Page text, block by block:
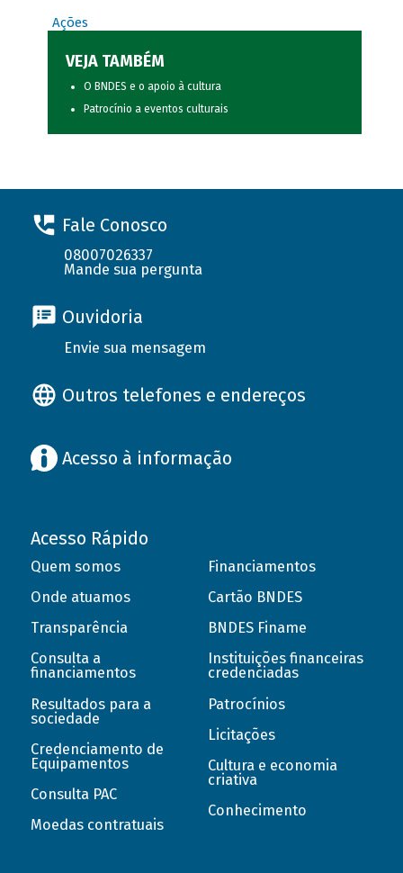
Ações
VEJA TAMBÉM
O BNDES e o apoio à cultura
Patrocínio a eventos culturais
Fale Conosco
08007026337
Mande sua pergunta
Ouvidoria
Envie sua mensagem
Outros telefones e endereços
Acesso à informação
Acesso Rápido
Quem somos
Onde atuamos
Transparência
Consulta a
financiamentos
Resultados para a
sociedade
Credenciamento de
Equipamentos
Consulta PAC
Moedas contratuais
Financiamentos
Cartão BNDES
BNDES Finame
Instituições financeiras
credenciadas
Patrocínios
Licitações
Cultura e economia
criativa
Conhecimento